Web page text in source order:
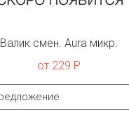
Валик смен. Aura микр.
от 229 Р